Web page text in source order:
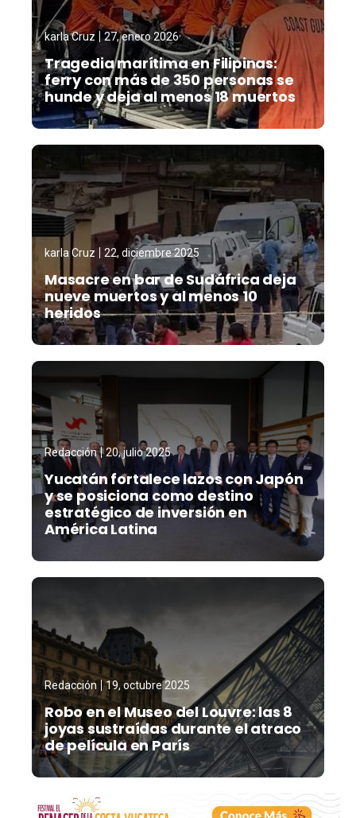
karla Cruz 27, enero 2026
Tragedia marítima en Filipinas:
ferry con más de 350 personas se
hunde y deja al menos 18 muertos
karla Cruz 22, diciembre 2025
Masacre en bar de Sudáfrica deja
nueve muertos y al menos 10
heridos
Redacción 20, julio 2025
Yucatán fortalece lazos con Japón
y se posiciona como destino
estratégico de inversión en
América Latina
Redacción 19, octubre 2025
Robo en el Museo del Louvre: las 8
joyas sustraídas durante el atraco
de película en París